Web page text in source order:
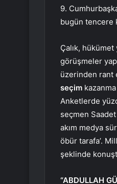
9.
bugün tencere
Çalık,
görüşmeler
üzerinden rant
seçim
Anketlerde
seçmen
akım medya
öbür tarafa’.
şeklinde
“ABDULLAH